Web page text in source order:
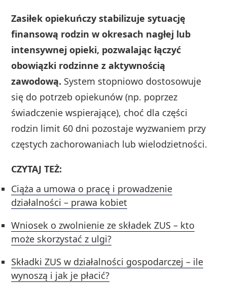
Zasiłek opiekuńczy stabilizuje sytuację
finansową rodzin w okresach nagłej lub
intensywnej opieki, pozwalając łączyć
obowiązki rodzinne z aktywnością
zawodową. System stopniowo dostosowuje
się do potrzeb opiekunów (np. poprzez
świadczenie wspierające), choć dla części
rodzin limit 60 dni pozostaje wyzwaniem przy
częstych zachorowaniach lub wielodzietności.
CZYTAJ TEŻ:
Ciąża a umowa o pracę i prowadzenie
działalności – prawa kobiet
Wniosek o zwolnienie ze składek ZUS – kto
może skorzystać z ulgi?
Składki ZUS w działalności gospodarczej – ile
wynoszą i jak je płacić?